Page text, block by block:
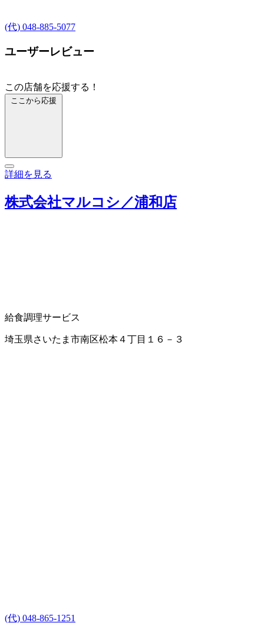
(代) 048-885-5077
ユーザーレビュー
この店舗を応援する！
ここから応援
詳細を見る
株式会社マルコシ／浦和店
給食調理サービス
埼玉県さいたま市南区松本４丁目１６－３
(代) 048-865-1251